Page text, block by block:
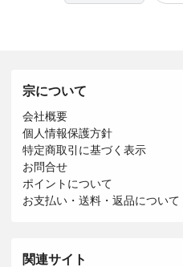
宗について
会社概要
個人情報保護方針
特定商取引に基づく表示
お問合せ
ポイントについて
お支払い・送料・返品について
関連サイト